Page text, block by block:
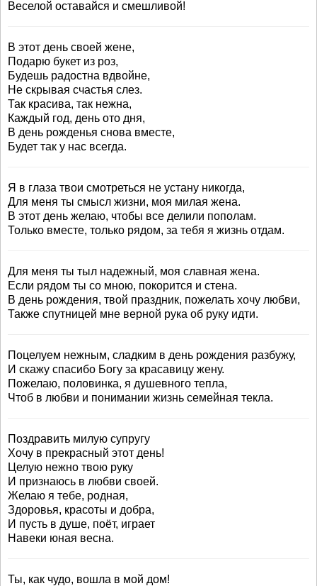
Веселой оставайся и смешливой!
В этот день своей жене,
Подарю букет из роз,
Будешь радостна вдвойне,
Не скрывая счастья слез.
Так красива, так нежна,
Каждый год, день ото дня,
В день рожденья снова вместе,
Будет так у нас всегда.
Я в глаза твои смотреться не устану никогда,
Для меня ты смысл жизни, моя милая жена.
В этот день желаю, чтобы все делили пополам.
Только вместе, только рядом, за тебя я жизнь отдам.
Для меня ты тыл надежный, моя славная жена.
Если рядом ты со мною, покорится и стена.
В день рождения, твой праздник, пожелать хочу любви,
Также спутницей мне верной рука об руку идти.
Поцелуем нежным, сладким в день рождения разбужу,
И скажу спасибо Богу за красавицу жену.
Пожелаю, половинка, я душевного тепла,
Чтоб в любви и понимании жизнь семейная текла.
Поздравить милую супругу
Хочу в прекрасный этот день!
Целую нежно твою руку
И признаюсь в любви своей.
Желаю я тебе, родная,
Здоровья, красоты и добра,
И пусть в душе, поёт, играет
Навеки юная весна.
Ты, как чудо, вошла в мой дом!